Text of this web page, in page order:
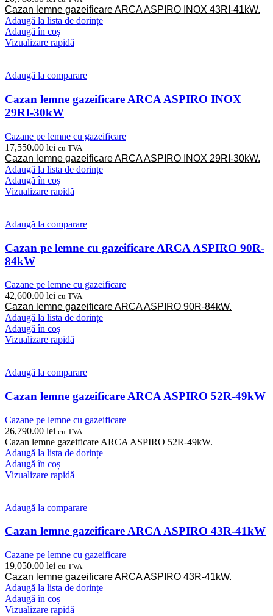
Cazan lemne gazeificare ARCA ASPIRO INOX 43RI-41kW.
Adaugă la lista de dorințe
Adaugă în coș
Vizualizare rapidă
Adaugă la comparare
Cazan lemne gazeificare ARCA ASPIRO INOX
29RI-30kW
Cazane pe lemne cu gazeificare
17,550.00 lei cu TVA
Cazan lemne gazeificare ARCA ASPIRO INOX 29RI-30kW.
Adaugă la lista de dorințe
Adaugă în coș
Vizualizare rapidă
Adaugă la comparare
Cazan pe lemne cu gazeificare ARCA ASPIRO 90R-
84kW
Cazane pe lemne cu gazeificare
42,600.00 lei cu TVA
Cazan lemne gazeificare ARCA ASPIRO 90R-84kW.
Adaugă la lista de dorințe
Adaugă în coș
Vizualizare rapidă
Adaugă la comparare
Cazan lemne gazeificare ARCA ASPIRO 52R-49kW
Cazane pe lemne cu gazeificare
26,790.00 lei cu TVA
Cazan lemne gazeificare ARCA ASPIRO 52R-49kW.
Adaugă la lista de dorințe
Adaugă în coș
Vizualizare rapidă
Adaugă la comparare
Cazan lemne gazeificare ARCA ASPIRO 43R-41kW
Cazane pe lemne cu gazeificare
19,050.00 lei cu TVA
Cazan lemne gazeificare ARCA ASPIRO 43R-41kW.
Adaugă la lista de dorințe
Adaugă în coș
Vizualizare rapidă